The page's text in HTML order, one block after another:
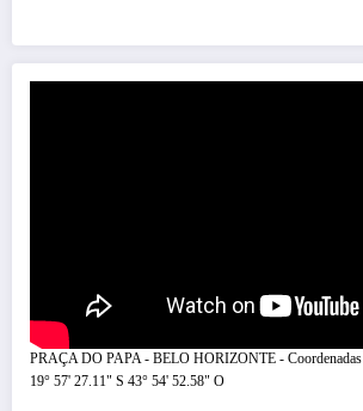
PRAÇA DO PAPA - BELO HORIZONTE - Coordenadas
19° 57' 27.11" S 43° 54' 52.58" O